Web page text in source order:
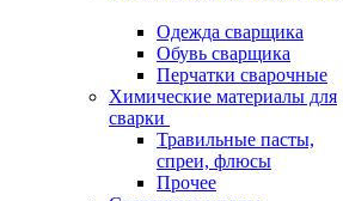
Одежда сварщика
Обувь сварщика
Перчатки сварочные
Химические материалы для
сварки
Травильные пасты,
спреи, флюсы
Прочее